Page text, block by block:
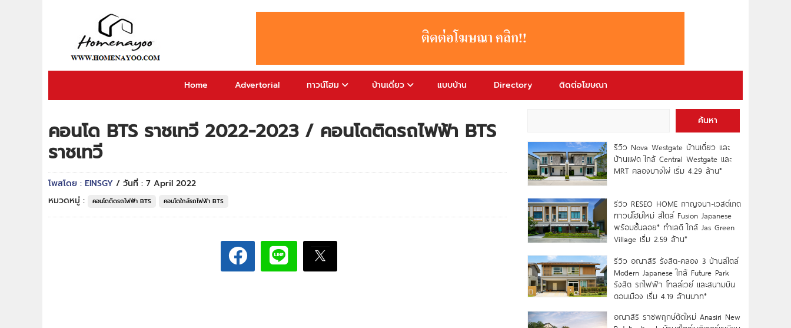
Home Advertorial ทาวน์โฮม บ้านเดี่ยว แบบบ้าน Directory ติดต่อโฆษณา
คอนโด BTS ราชเทวี 2022-2023 / คอนโดติดรถไฟฟ้า BTS
ราชเทวี
โพสโดย : EINSGY / วันที่ : 7 April 2022
หมวดหมู่ :
คอนโดติดรถไฟฟ้า BTS คอนโดใกล้รถไฟฟ้า BTS
ค้นหา
รีวิว Nova Westgate บ้านเดี่ยว และ
บ้านแฝด ใกล้ Central Westgate และ
MRT คลองบางไผ่ เริ่ม 4.29 ล้าน*
รีวิว RESEO HOME กาญจนา-เวสต์เกต
ทาวน์โฮมใหม่ สไตล์ Fusion Japanese
พร้อมชั้นลอย* ทำเลดี ใกล้ Jas Green
Village เริ่ม 2.59 ล้าน*
รีวิว อณาสิริ รังสิต-คลอง 3 บ้านสไตล์
Modern Japanese ใกล้ Future Park
รังสิต รถไฟฟ้า โทลล์เวย์ และสนามบิน
ดอนเมือง เริ่ม 4.19 ล้านบาท*
อณาสิริ ราชพฤกษ์ตัดใหม่ Anasiri New